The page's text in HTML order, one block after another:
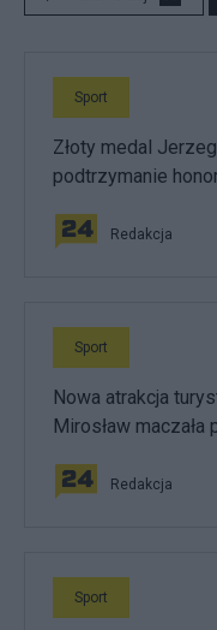
Sport
Złoty medal
podtrzymanie
Redakcja
Sport
Nowa atrakcja
Mirosław
Redakcja
Sport